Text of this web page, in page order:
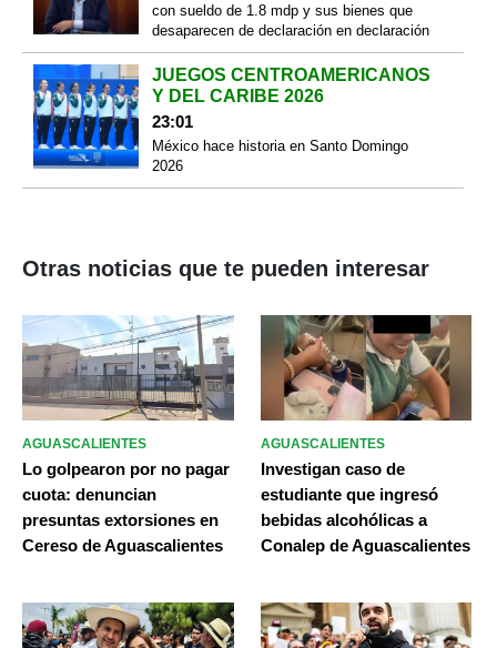
con sueldo de 1.8 mdp y sus bienes que
desaparecen de declaración en declaración
JUEGOS CENTROAMERICANOS
Y DEL CARIBE 2026
23:01
México hace historia en Santo Domingo
2026
Otras noticias que te pueden interesar
AGUASCALIENTES
Lo golpearon por no pagar
cuota: denuncian
presuntas extorsiones en
Cereso de Aguascalientes
AGUASCALIENTES
Investigan caso de
estudiante que ingresó
bebidas alcohólicas a
Conalep de Aguascalientes